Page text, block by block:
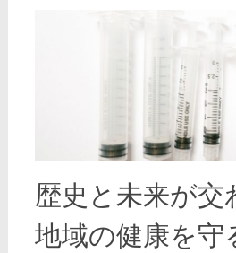
歴史と未来が交
地域の健康を守